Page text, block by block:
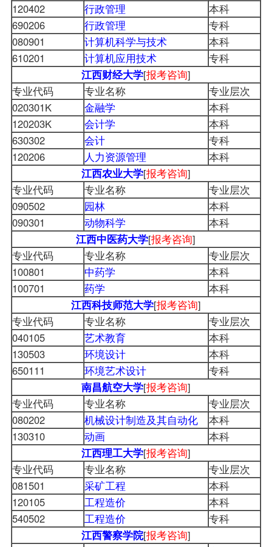
120402
行政管理
本科
690206
行政管理
专科
080901
计算机科学与技术
本科
610201
计算机应用技术
专科
江西财经大学[报考咨询]
专业代码
专业名称
专业层次
020301K
金融学
本科
120203K
会计学
本科
630302
会计
专科
120206
人力资源管理
本科
江西农业大学[报考咨询]
专业代码
专业名称
专业层次
090502
园林
本科
090301
动物科学
本科
江西中医药大学[报考咨询]
专业代码
专业名称
专业层次
100801
中药学
本科
100701
药学
本科
江西科技师范大学[报考咨询]
专业代码
专业名称
专业层次
040105
艺术教育
本科
130503
环境设计
本科
650111
环境艺术设计
专科
南昌航空大学[报考咨询]
专业代码
专业名称
专业层次
080202
机械设计制造及其自动化
本科
130310
动画
本科
江西理工大学[报考咨询]
专业代码
专业名称
专业层次
081501
采矿工程
本科
120105
工程造价
本科
540502
工程造价
专科
江西警察学院[报考咨询]